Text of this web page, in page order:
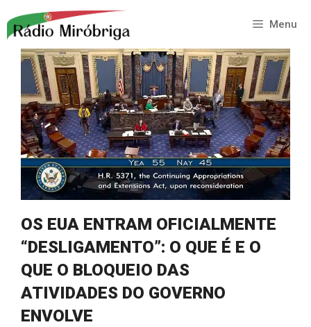
para
conteúdo
Menu
OS EUA ENTRAM OFICIALMENTE
“DESLIGAMENTO”: O QUE É E O
QUE O BLOQUEIO DAS
ATIVIDADES DO GOVERNO
ENVOLVE